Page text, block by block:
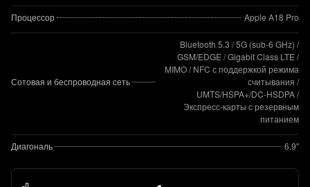
Процессор Apple A18 Pro
Сотовая и беспроводная сеть
Bluetooth 5.3 / 5G (sub‑6 GHz) /
GSM/EDGE / Gigabit Class LTE /
MIMO / NFC с поддержкой режима
считывания /
UMTS/HSPA+/DC‑HSDPA /
Экспресс‑карты с резервным
питанием
Диагональ 6.9"